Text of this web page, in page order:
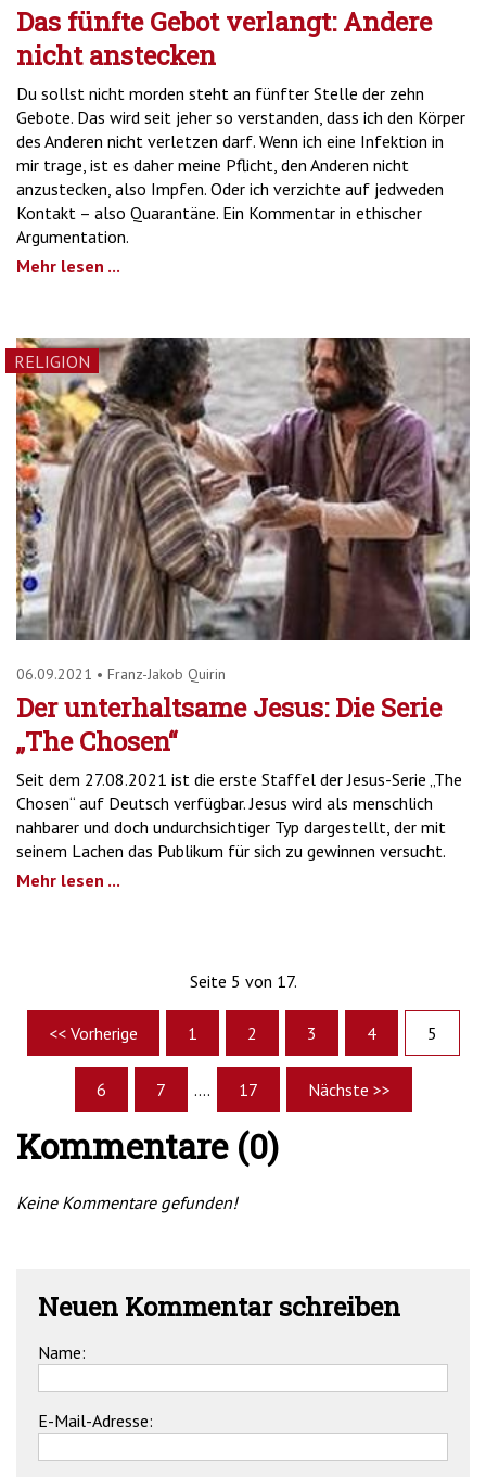
Das fünfte Gebot verlangt: Andere
nicht anstecken
Du sollst nicht morden steht an fünfter Stelle der zehn
Gebote. Das wird seit jeher so verstanden, dass ich den Körper
des Anderen nicht verletzen darf. Wenn ich eine Infektion in
mir trage, ist es daher meine Pflicht, den Anderen nicht
anzustecken, also Impfen. Oder ich verzichte auf jedweden
Kontakt – also Quarantäne. Ein Kommentar in ethischer
Argumentation.
Mehr lesen ...
RELIGION
06.09.2021 • Franz-Jakob Quirin
Der unterhaltsame Jesus: Die Serie
„The Chosen“
Seit dem 27.08.2021 ist die erste Staffel der Jesus-Serie „The
Chosen“ auf Deutsch verfügbar. Jesus wird als menschlich
nahbarer und doch undurchsichtiger Typ dargestellt, der mit
seinem Lachen das Publikum für sich zu gewinnen versucht.
Mehr lesen ...
Seite 5 von 17.
<< Vorherige 1 2 3 4 5
6 7 .... 17 Nächste >>
Kommentare (0)
Keine Kommentare gefunden!
Neuen Kommentar schreiben
Name:
E-Mail-Adresse: